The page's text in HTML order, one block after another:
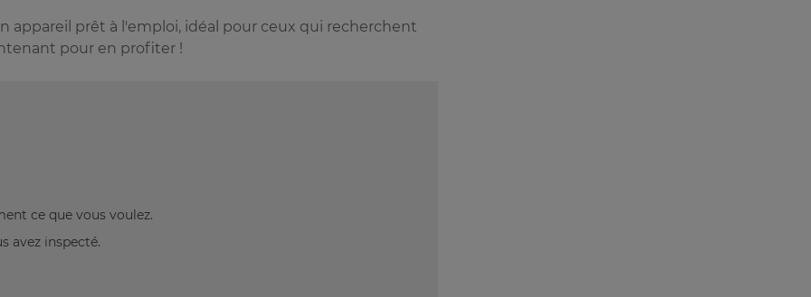
prêt à l'emploi, idéal pour ceux qui recherchent
pour en profiter !
ce que vous voulez.
avez inspecté.